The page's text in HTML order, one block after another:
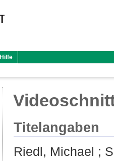
Hilfe
Titelangaben
Riedl, Michael ;